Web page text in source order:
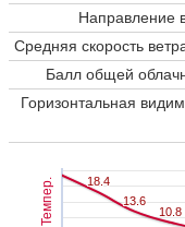
Направление
Средняя скорость
Балл общей
Горизонтальная
Темпер. 18.4
18.4
13.6
13.6
10.8
10.8